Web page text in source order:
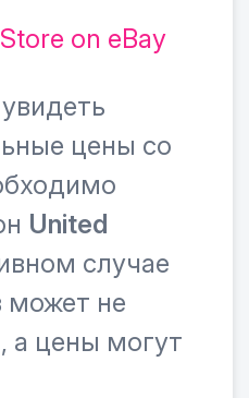
on eBay
цены со
United
случае
может не
а цены могут